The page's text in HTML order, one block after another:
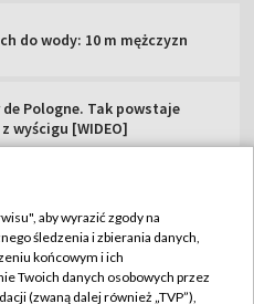
do wody: 10 m mężczyzn
Pologne. Tak powstaje
wyścigu [WIDEO]
TVP
TVP
aby wyrazić zgody na
śledzenia i zbierania danych,
końcowym i ich
Twoich danych osobowych przez
(zwaną dalej również „TVP”),